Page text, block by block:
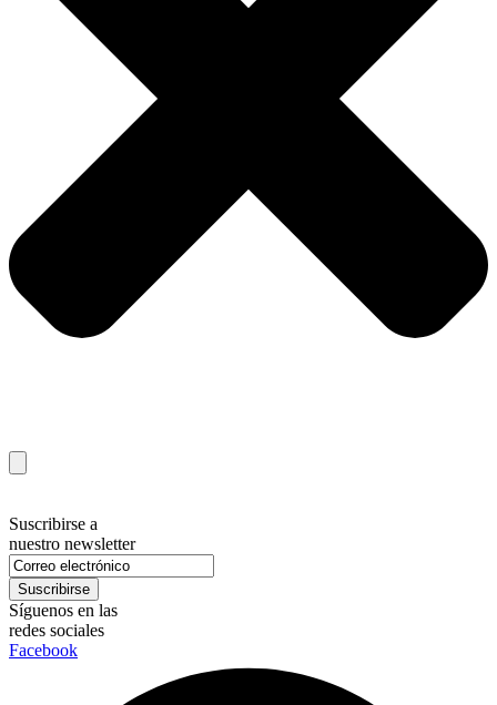
Suscribirse a
nuestro newsletter
Síguenos en las
redes sociales
Facebook